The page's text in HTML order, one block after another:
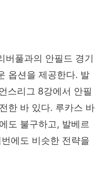
버풀과의 안필드 경기
옵션을 제공한다. 발
스리그 8강에서 안필
한 바 있다. 루카스 바
도 불구하고, 발베르
에도 비슷한 전략을